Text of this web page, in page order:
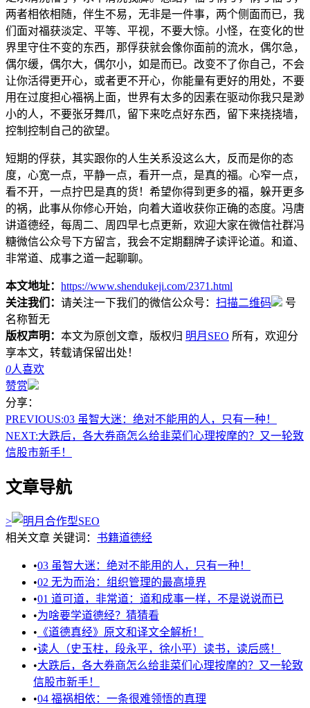
两者相依相 随， 伴生不易， 无非是一件事， 两个侧 面而已， 我
们 面对福获淡定、 平等、 平视， 不要大惊。 小怪， 在变化的世
界里守住不变的东西， 那俘获就会像你面前的流水， 偶尔急，
偶尔缓， 偶尔大， 偶尔小， 如是而已。 改变不了你自 己， 不会
让你活得更开心， 或者更不开心， 你能量有更好的用 处， 不要
用在过度担心福祸 上面， 世界有太多的 因素在驱动你我只是渺
小的人， 不要张牙舞爪， 留下来吃点好东西， 留下来挠挠墙，
控制 控制 自 己的欲望。
短期的俘获， 其实跟你的人生关系没这么大， 反而是你的态
度， 心宽一点， 平静一点， 看开一点， 是真的福。 心窄一点，
看不开， 一点拧巴是真的货！ 希望你得到 更多的福， 躲开更多
的祸， 此事从你修心开始， 向着大道收获你正确的态度。 冯唐
讲道德经， 每周 二、 周 四早七点更新， 欢迎大家在微信社群冯
糖微信公众号下方留言， 我会不定期翻牌子读评论道。 和道、
非常道、 成事之道一起聊聊。
本文地址： https://www.shendukeji.com/2371.html
关注我们： 请关注一下我们的微信公众号： 扫描二维码
号
名称暂无
版权声明： 本文为原创文章，版权归 明月SEO 所有，欢迎分
享本文，转载请保留出处！
0人喜欢
赞赏
分享：
PREVIOUS:03 虽智大迷：绝对不能用的人，只有一种！
NEXT:大跌后，各大券商怎么给韭菜们心理按摩的？又一轮致
信股市新手！
文章导航
>
相关文章 关键词： 书籍道德经
•03 虽智大迷：绝对不能用的人，只有一种！
•02 无为而治：组织管理的最高境界
•01 道可道，非常道：道和成事一样，不是说说而已
•为啥要学道德经？猜猜看
• 《道德真经》原文和译文全解析！
•读人（史玉柱，段永平，徐小平）读书，读后感！
•大跌后，各大券商怎么给韭菜们心理按摩的？又一轮致
信股市新手！
•04 福祸相依：一条很难领悟的真理